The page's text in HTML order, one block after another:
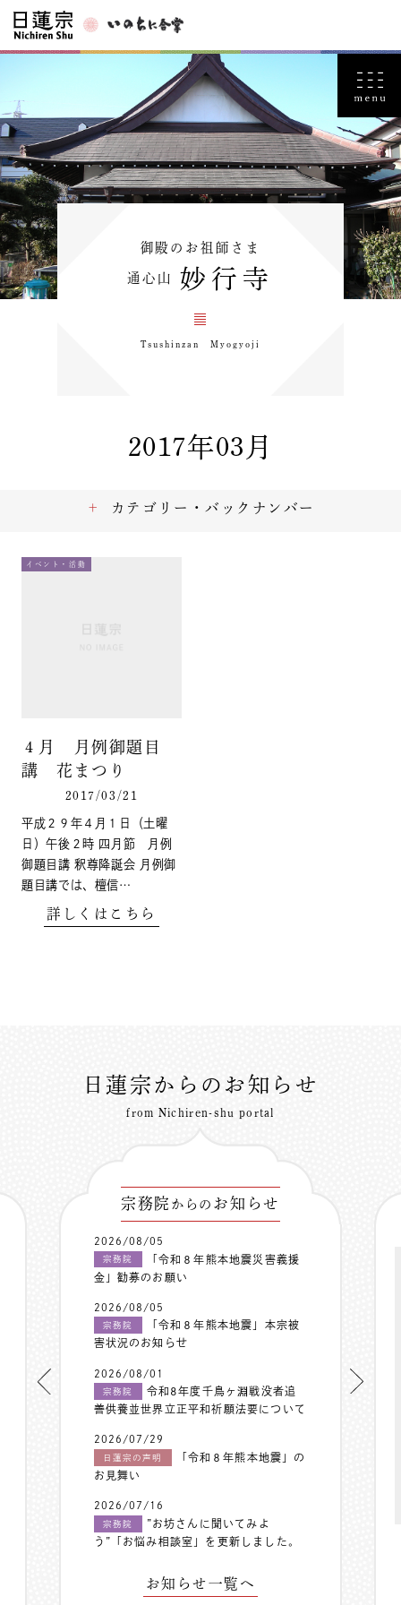
御殿のお祖師さま
通心山 妙行寺
Tsushinzan Myogyoji
2017年03月
イベント・活動
４月 月例御題目
講 花まつり
2017/03/21
平成２９年４月１日（土曜
日）午後２時 四月節 月例
御題目講 釈尊降誕会 月例御
題目講では、檀信…
詳しくはこちら
カテゴリー・バックナンバー
日蓮宗からのお知らせ
from Nichiren-shu portal
宗務院 からの お知らせ
2026/08/05
宗務院
「令和８年熊本地震災害義援
金」勧募のお願い
2026/08/05
宗務院
「令和８年熊本地震」本宗被
害状況のお知らせ
2026/08/01
宗務院
令和8年度千鳥ヶ淵戦没者追
善供養並世界立正平和祈願法要について
2026/07/29
日蓮宗の声明
「令和８年熊本地震」の
お見舞い
2026/07/16
宗務院
”お坊さんに聞いてみよ
う”「お悩み相談室」を更新しました。
お知らせ一覧へ